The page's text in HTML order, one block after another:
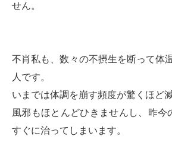
せん。
不肖私も、数々の不摂生を断って体
人です。
いまでは体調を崩す頻度が驚くほど
風邪もほとんどひきませんし、昨今
すぐに治ってしまいます。